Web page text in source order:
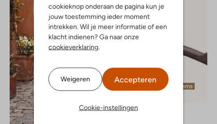
cookieknop onderaan de pagina kun je
jouw toestemming ieder moment
intrekken. Wil je meer informatie of een
klacht indienen? Ga naar onze
cookieverklaring
Weigeren Accepteren
Cookie-instellingen
Laatste items